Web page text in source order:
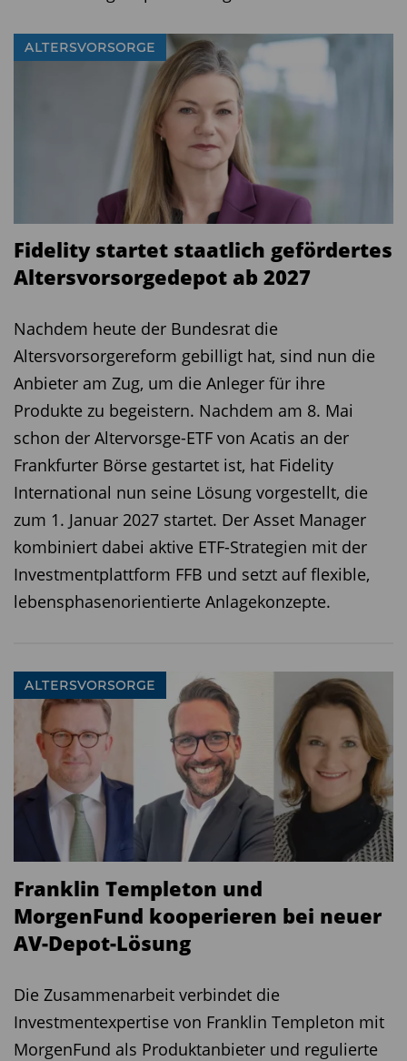
ALTERSVORSORGE
Fidelity startet staatlich gefördertes
Altersvorsorgedepot ab 2027
Nachdem heute der Bundesrat die
Altersvorsorgereform gebilligt hat, sind nun die
Anbieter am Zug, um die Anleger für ihre
Produkte zu begeistern. Nachdem am 8. Mai
schon der Altervorsge-ETF von Acatis an der
Frankfurter Börse gestartet ist, hat Fidelity
International nun seine Lösung vorgestellt, die
zum 1. Januar 2027 startet. Der Asset Manager
kombiniert dabei aktive ETF-Strategien mit der
Investmentplattform FFB und setzt auf flexible,
lebensphasenorientierte Anlagekonzepte.
ALTERSVORSORGE
Franklin Templeton und
MorgenFund kooperieren bei neuer
AV-Depot-Lösung
Die Zusammenarbeit verbindet die
Investmentexpertise von Franklin Templeton mit
MorgenFund als Produktanbieter und regulierte